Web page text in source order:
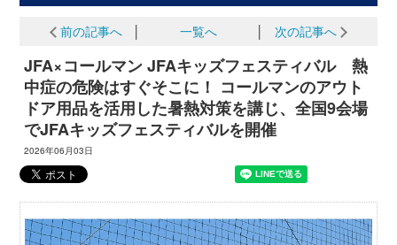
前の記事へ 一覧へ 次の記事へ
JFA×コールマン JFAキッズフェスティバル 熱
中症の危険はすぐそこに！ コールマンのアウト
ドア用品を活用した暑熱対策を講じ、全国9会場
でJFAキッズフェスティバルを開催
2026年06月03日